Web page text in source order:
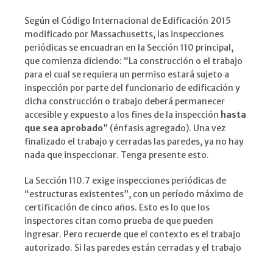
Según el Código Internacional de Edificación 2015
modificado por Massachusetts, las inspecciones
periódicas se encuadran en la Sección 110 principal,
que comienza diciendo: “La construcción o el trabajo
para el cual se requiera un permiso estará sujeto a
inspección por parte del funcionario de edificación y
dicha construcción o trabajo deberá permanecer
accesible y expuesto a los fines de la inspección hasta
que sea aprobado” (énfasis agregado). Una vez
finalizado el trabajo y cerradas las paredes, ya no hay
nada que inspeccionar. Tenga presente esto.
La Sección 110.7 exige inspecciones periódicas de
“estructuras existentes”, con un período máximo de
certificación de cinco años. Esto es lo que los
inspectores citan como prueba de que pueden
ingresar. Pero recuerde que el contexto es el trabajo
autorizado. Si las paredes están cerradas y el trabajo